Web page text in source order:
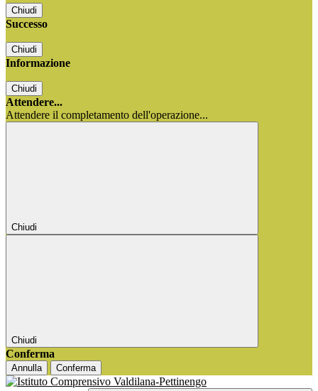
Chiudi
Successo
Chiudi
Informazione
Chiudi
Attendere...
Attendere il completamento dell'operazione...
Chiudi
Chiudi
Conferma
Annulla Conferma